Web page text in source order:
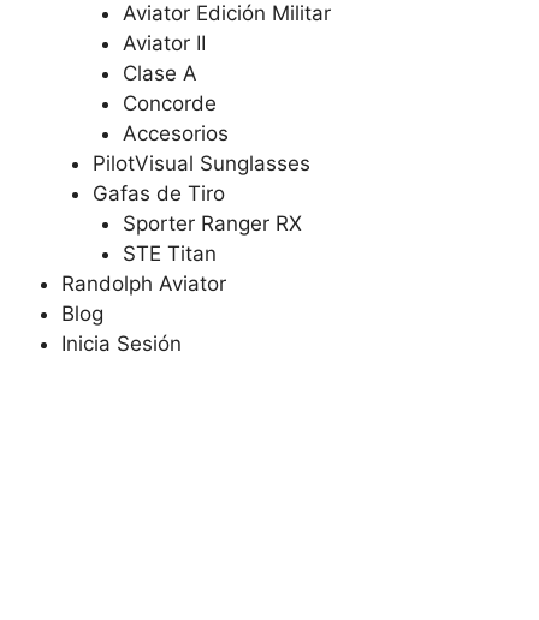
Aviator Edición Militar
Aviator II
Clase A
Concorde
Accesorios
PilotVisual Sunglasses
Gafas de Tiro
Sporter Ranger RX
STE Titan
Randolph Aviator
Blog
Inicia Sesión